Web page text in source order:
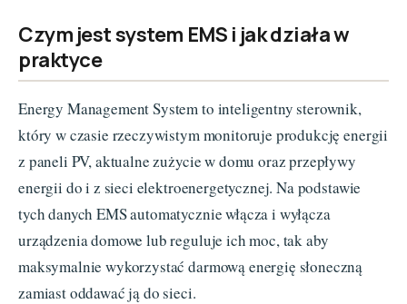
Czym jest system EMS i jak działa w
praktyce
Energy Management System to inteligentny sterownik,
który w czasie rzeczywistym monitoruje produkcję energii
z paneli PV, aktualne zużycie w domu oraz przepływy
energii do i z sieci elektroenergetycznej. Na podstawie
tych danych EMS automatycznie włącza i wyłącza
urządzenia domowe lub reguluje ich moc, tak aby
maksymalnie wykorzystać darmową energię słoneczną
zamiast oddawać ją do sieci.